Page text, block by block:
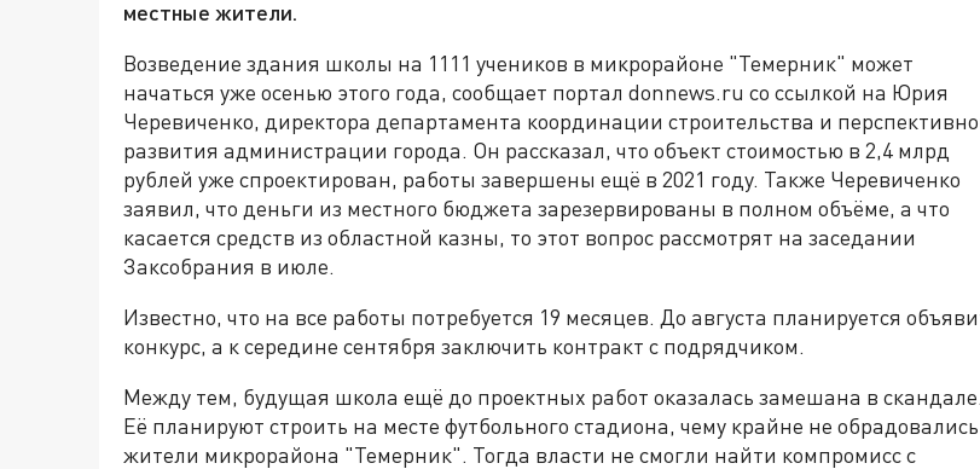
местные жители.
Возведение здания школы на 1111 учеников в микрорайоне "Темерник" может
начаться уже осенью этого года, сообщает портал donnews.ru со ссылкой на Юрия
Черевиченко, директора департамента координации строительства и
развития администрации города. Он рассказал, что объект стоимостью в 2,4 млрд
рублей уже спроектирован, работы завершены ещё в 2021 году. Также Черевиченко
заявил, что деньги из местного бюджета зарезервированы в полном объёме, а что
касается средств из областной казны, то этот вопрос рассмотрят на заседании
Заксобрания в июле.
Известно, что на все работы потребуется 19 месяцев. До августа планируется
конкурс, а к середине сентября заключить контракт с подрядчиком.
Между тем, будущая школа ещё до проектных работ оказалась замешана в скандале.
Её планируют строить на месте футбольного стадиона, чему крайне не обрадовались
жители микрорайона "Темерник". Тогда власти не смогли найти компромисс с